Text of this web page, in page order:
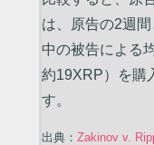
は、原告の2週
中の被告による
約19XRP）を購
す。
出典： Zakinov v.